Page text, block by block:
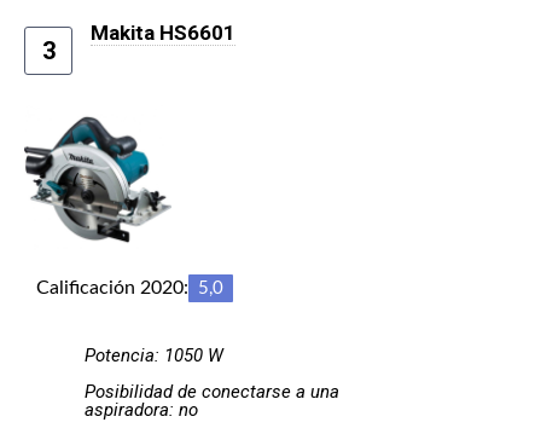
3
Makita HS6601
Calificación 2020: 5,0
Potencia: 1050 W
Posibilidad de conectarse a una
aspiradora: no